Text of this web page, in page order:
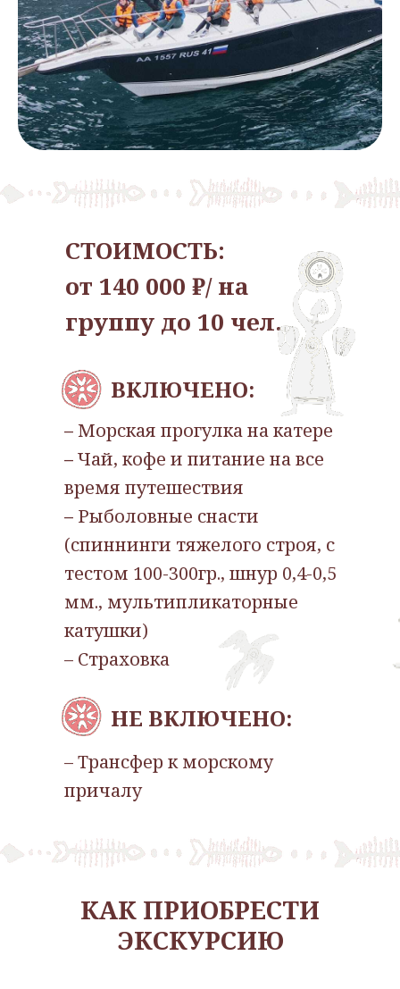
ВКЛЮЧЕНО:
СТОИМОСТЬ:
от 140 000 ₽/ на
группу до 10 чел.
НЕ ВКЛЮЧЕНО:
– Морская прогулка на катере
–Чай, кофе и питание на все
время путешествия
– Рыболовные снасти
(спиннинги тяжелого строя, с
тестом 100-300гр., шнур 0,4-0,5
мм., мультипликаторные
катушки)
– Страховка
– Трансфер к морскому
причалу
КА К ПРИОБРЕСТИ
ЭКСКУРСИЮ